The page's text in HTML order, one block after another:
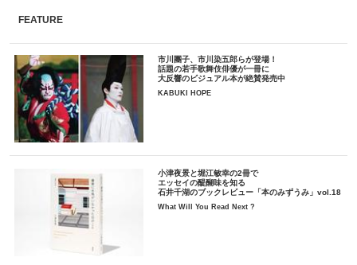
FEATURE
市川團子、市川染五郎らが登場！
話題の若手歌舞伎俳優が一冊に
大反響のビジュアル本が絶賛発売中
KABUKI HOPE
小津夜景と堀江敏幸の2冊で
エッセイの醍醐味を知る
石井千湖のブックレビュー「本のみずうみ」vol.18
What Will You Read Next ?